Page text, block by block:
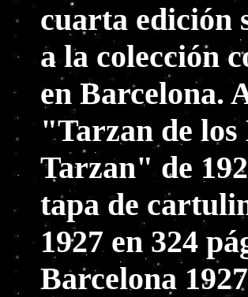
cuarta edición
a la colección
en Barcelona.
"Tarzan de
Tarzan" de
tapa de
1927 en 324
Barcelona